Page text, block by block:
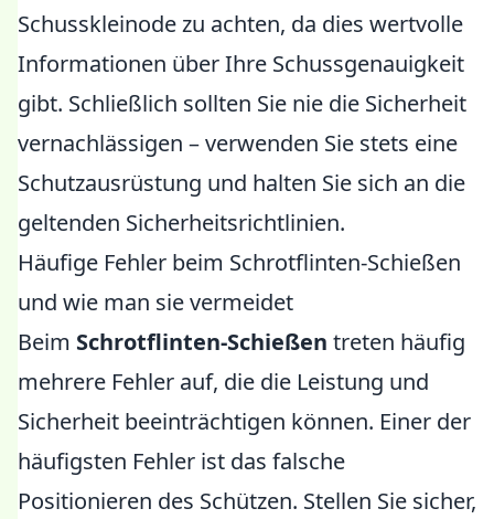
Schusskleinode zu achten, da dies wertvolle
Informationen über Ihre Schussgenauigkeit
gibt. Schließlich sollten Sie nie die Sicherheit
vernachlässigen – verwenden Sie stets eine
Schutzausrüstung und halten Sie sich an die
geltenden Sicherheitsrichtlinien.
Häufige Fehler beim Schrotflinten-Schießen
und wie man sie vermeidet
Beim Schrotflinten-Schießen treten häufig
mehrere Fehler auf, die die Leistung und
Sicherheit beeinträchtigen können. Einer der
häufigsten Fehler ist das falsche
Positionieren des Schützen. Stellen Sie sicher,